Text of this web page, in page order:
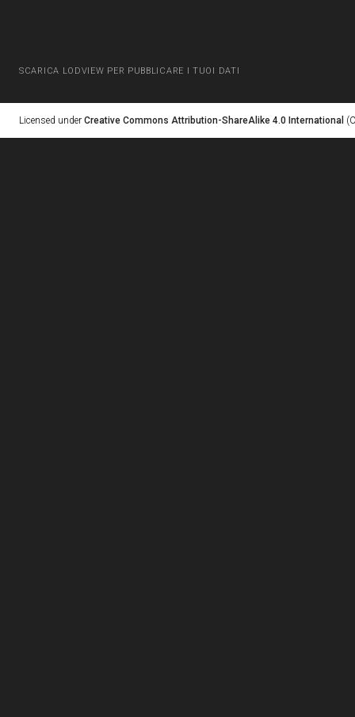
SCARICA LODVIEW PER PUBBLICARE I TUOI DATI
Licensed under Creative Commons Attribution-ShareAlike 4.0 International